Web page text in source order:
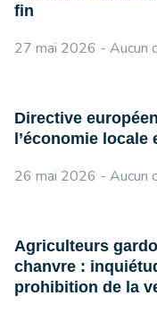
fin
27 mai 2026 Aucun
Directive
l’économie
26 mai 2026 Aucun
Agriculteurs
chanvre :
prohibition de la